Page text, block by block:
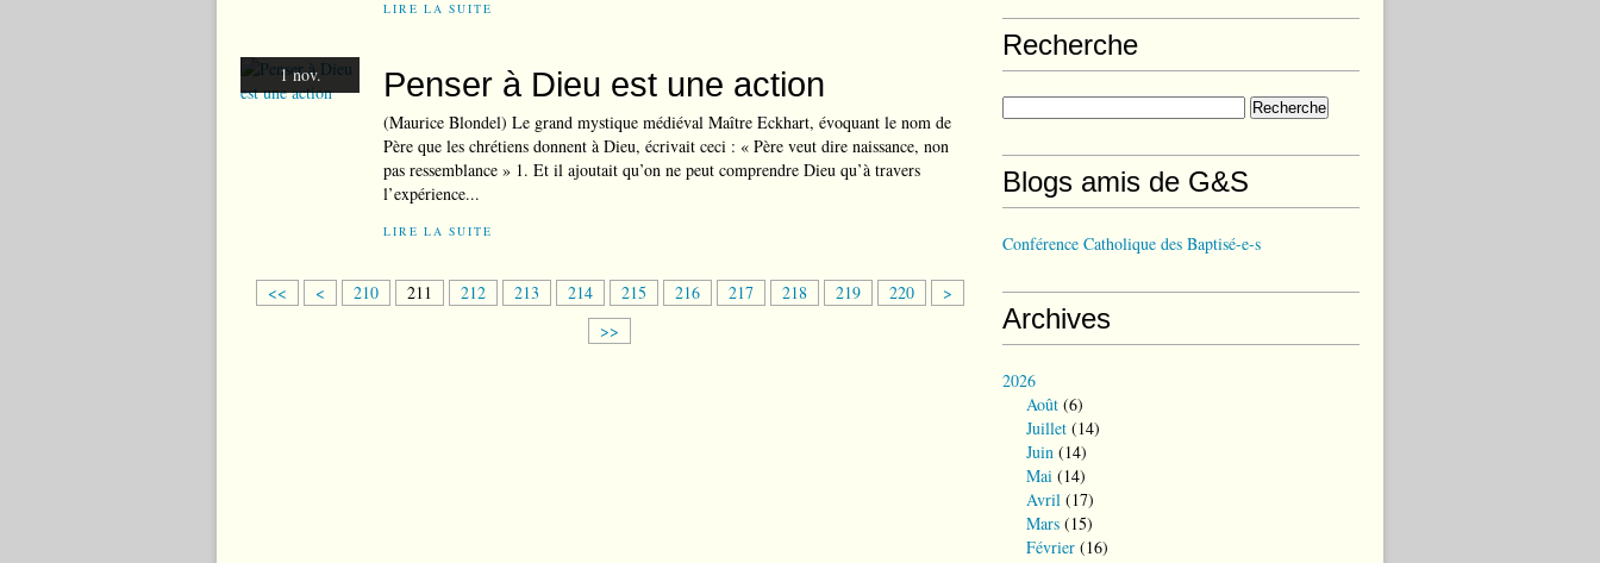
LIRE LA SUITE
1 nov. Penser à Dieu est une action
(Maurice Blondel) Le grand mystique médiéval Maître Eckhart, évoquant le nom de
Père que les chrétiens donnent à Dieu, écrivait ceci : « Père veut dire naissance, non
pas ressemblance » 1. Et il ajoutait qu’on ne peut comprendre Dieu qu’à travers
l’expérience...
LIRE LA SUITE
<< <
2
210 211 212 213 214 215 216 217 218 219 220
2
2
2
2
2
2
2
3
>
>>
Recherche
Blogs amis de G&S
Conférence Catholique des Baptisé-e-s
Archives
2026
Août (6)
Juillet (14)
Juin (14)
Mai (14)
Avril (17)
Mars (15)
Février (16)